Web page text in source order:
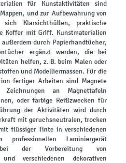
für Kunstaktivitäten sind
und zur Aufbewahrung von
sich Klarsichthüllen, praktische
Koffer mit Griff. Kunstmaterialien
durch Papierhandtücher,
ergänzt werden, die bei
helfen, z. B. beim Malen oder
und Modelliermassen. Für die
fertiger Arbeiten sind Magnete
an Magnettafeln
oder farbige Reißzwecken für
der Aktivitäten wird durch
mit geruchsneutralen, trocken
flüssiger Tinte in verschiedenen
Laminiergerät
der Vorbereitung von
und verschiedenen dekorativen